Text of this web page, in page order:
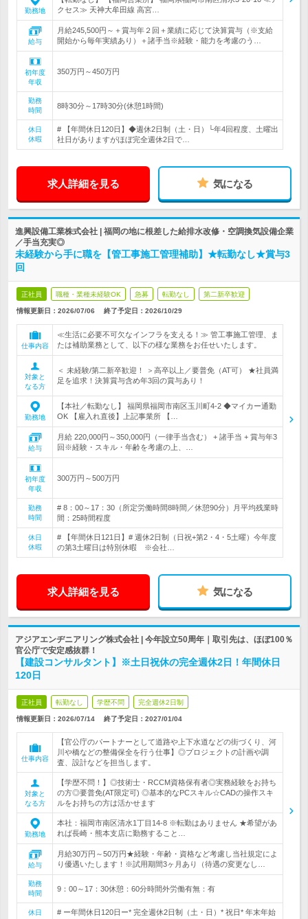
勤務地
クセス≫ 天神大牟田線 高宮…
給与
月給245,500円～＋賞与年２回＋業績に応じて決算賞与（※支給
開始から毎年実績あり）＋諸手当※経験・能力を考慮のう…
初年度
年収
350万円～450万円
勤務
時間
8時30分～17時30分(休憩1時間)
休日
休暇
# 【年間休日120日】◆週休2日制（土・日）└年4回程度、土曜出
社日がありますがほぼ完全週休2日で…
求人詳細を見る 気になる
進興設備工業株式会社 | 福岡の地に根差した給排水改修・空調換気設備企業
／手当充実◎
未経験から手に職を【管工事施工管理補助】★転勤なし★賞与3
回
正社員 職種・業種未経験OK 急募 転勤なし 第二新卒歓迎
情報更新日：2026/07/06 終了予定日： 2026/10/29
仕事内容
≪生活に必要不可欠なインフラを支える！≫ 管工事施工管理、ま
たは補助業務として、以下の様な業務をお任せいたします。
対象と
なる方
＜ 未経験/第二新卒歓迎！ ＞高卒以上／要普免（AT可） ★社員満
足を追求！決算賞与含め年3回の賞与あり！
勤務地
【本社／転勤なし】 福岡県福岡市南区玉川町4-2 ◆マイカー通勤
OK 【雇入れ直後】上記事業所 【…
給与
月給 220,000円～350,000円（一律手当含む） + 諸手当 + 賞与年3
回※経験・スキル・年齢を考慮の上、…
初年度
年収
300万円～500万円
勤務
時間
# 8：00～17：30（所定労働時間8時間／休憩90分）月平均残業時
間：25時間程度
休日
休暇
# 【年間休日121日】# 週休2日制（日祝+第2・4・5土曜）今年度
の第3土曜日は特別休暇 ※会社…
求人詳細を見る 気になる
アジアエンヂニアリング株式会社 | 今年設立50周年｜取引先は、ほぼ100％
官公庁で安定感抜群！
【建設コンサルタント】※土日祝休の完全週休2日！年間休日
120日
正社員 転勤なし 学歴不問 完全週休2日制
情報更新日：2026/07/14 終了予定日： 2027/01/04
仕事内容
【官公庁のパートナーとして道路や上下水道などの街づくり、河
川や橋などの整備保全を行う仕事】◎プロジェクトの計画や調
査、設計などを担当します。
対象と
なる方
【学歴不問！】◎技術士・RCCM資格保有者◎実務経験をお持ち
の方◎要普免(AT限定可) ◎基本的なPCスキル☆CADの操作スキ
ルをお持ちの方は活かせます
勤務地
本社：福岡市南区清水1丁目14-8 ※転勤はありません ★希望があ
れば長崎・熊本支店に勤務すること…
給与
月給30万円～50万円★経験・年齢・資格など考慮し当社規定によ
り優遇いたします！※試用期間3ヶ月あり（待遇の変更なし…
勤務
時間
9：00～17：30休憩：60分時間外労働有無：有
休日
# ー年間休日120日ー* 完全週休2日制（土・日）* 祝日* 年末年始